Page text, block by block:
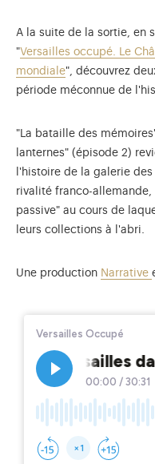
A la suite de la sortie, en
"Versailles occupé. Le
mondiale", découvrez
période méconnue de
"La bataille des
lanternes" (épisode 2)
l'histoire de la galerie
rivalité franco-
passive" au cours de
leurs collections à l'abri.
Une production Narrative